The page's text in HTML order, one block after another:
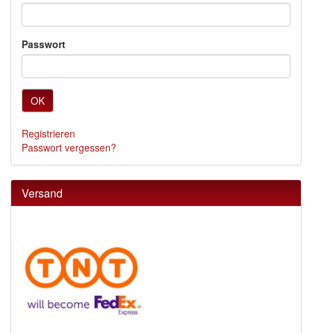
Passwort
OK
Registrieren
Passwort vergessen?
Versand